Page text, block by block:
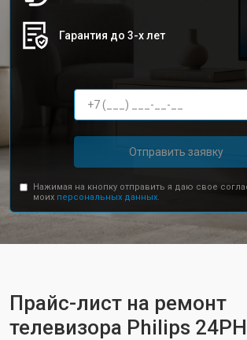
Гарантия до 3-х лет
Отправить заявку
Нажимая на кнопку отправить я даю свое
моих персональных данных.
Прайс-лист на ремонт
телевизора Philips